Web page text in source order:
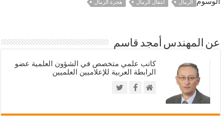
الرمال انتقال الرمال هجرة الرمال
عن المهندس أمجد قاسم
كاتب علمي متخصص في الشؤون العلمية عضو
الرابطة العربية للإعلاميين العلميين